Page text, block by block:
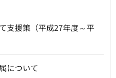
支援策（平成27年度～平
について